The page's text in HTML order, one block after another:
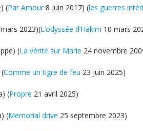
(Par Amour8 juin 2017) (les guerres
2023)(L’odyssée d’Hakim 10 mars
(La vérité sur Marie 24 novembre
Comme un tigre de feu 23 juin 2025)
(Propre 21 avril 2025)
(Memorial drive 25 septembre 2023)